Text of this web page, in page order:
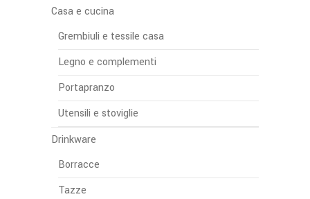
Casa e cucina
Grembiuli e tessile casa
Legno e complementi
Portapranzo
Utensili e stoviglie
Drinkware
Borracce
Tazze